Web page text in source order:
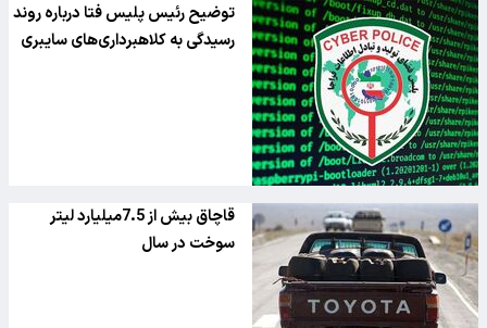
توضیح رئیس پلیس فتا درباره روند
رسیدگی به کلاهبرداری‌های سایبری
قاچاق بیش از 7.5میلیارد لیتر
سوخت در سال